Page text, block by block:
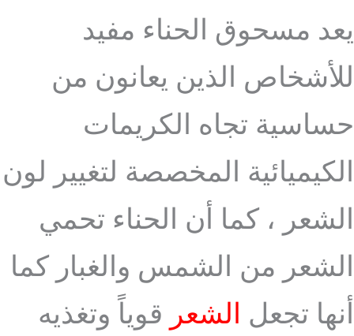
يعد مسحوق الحناء مفيد
للأشخاص الذين يعانون من
حساسية تجاه الكريمات
الكيميائية المخصصة لتغيير لون
الشعر ، كما أن الحناء تحمي
الشعر من الشمس والغبار كما
أنها تجعل الشعر قوياً وتغذيه